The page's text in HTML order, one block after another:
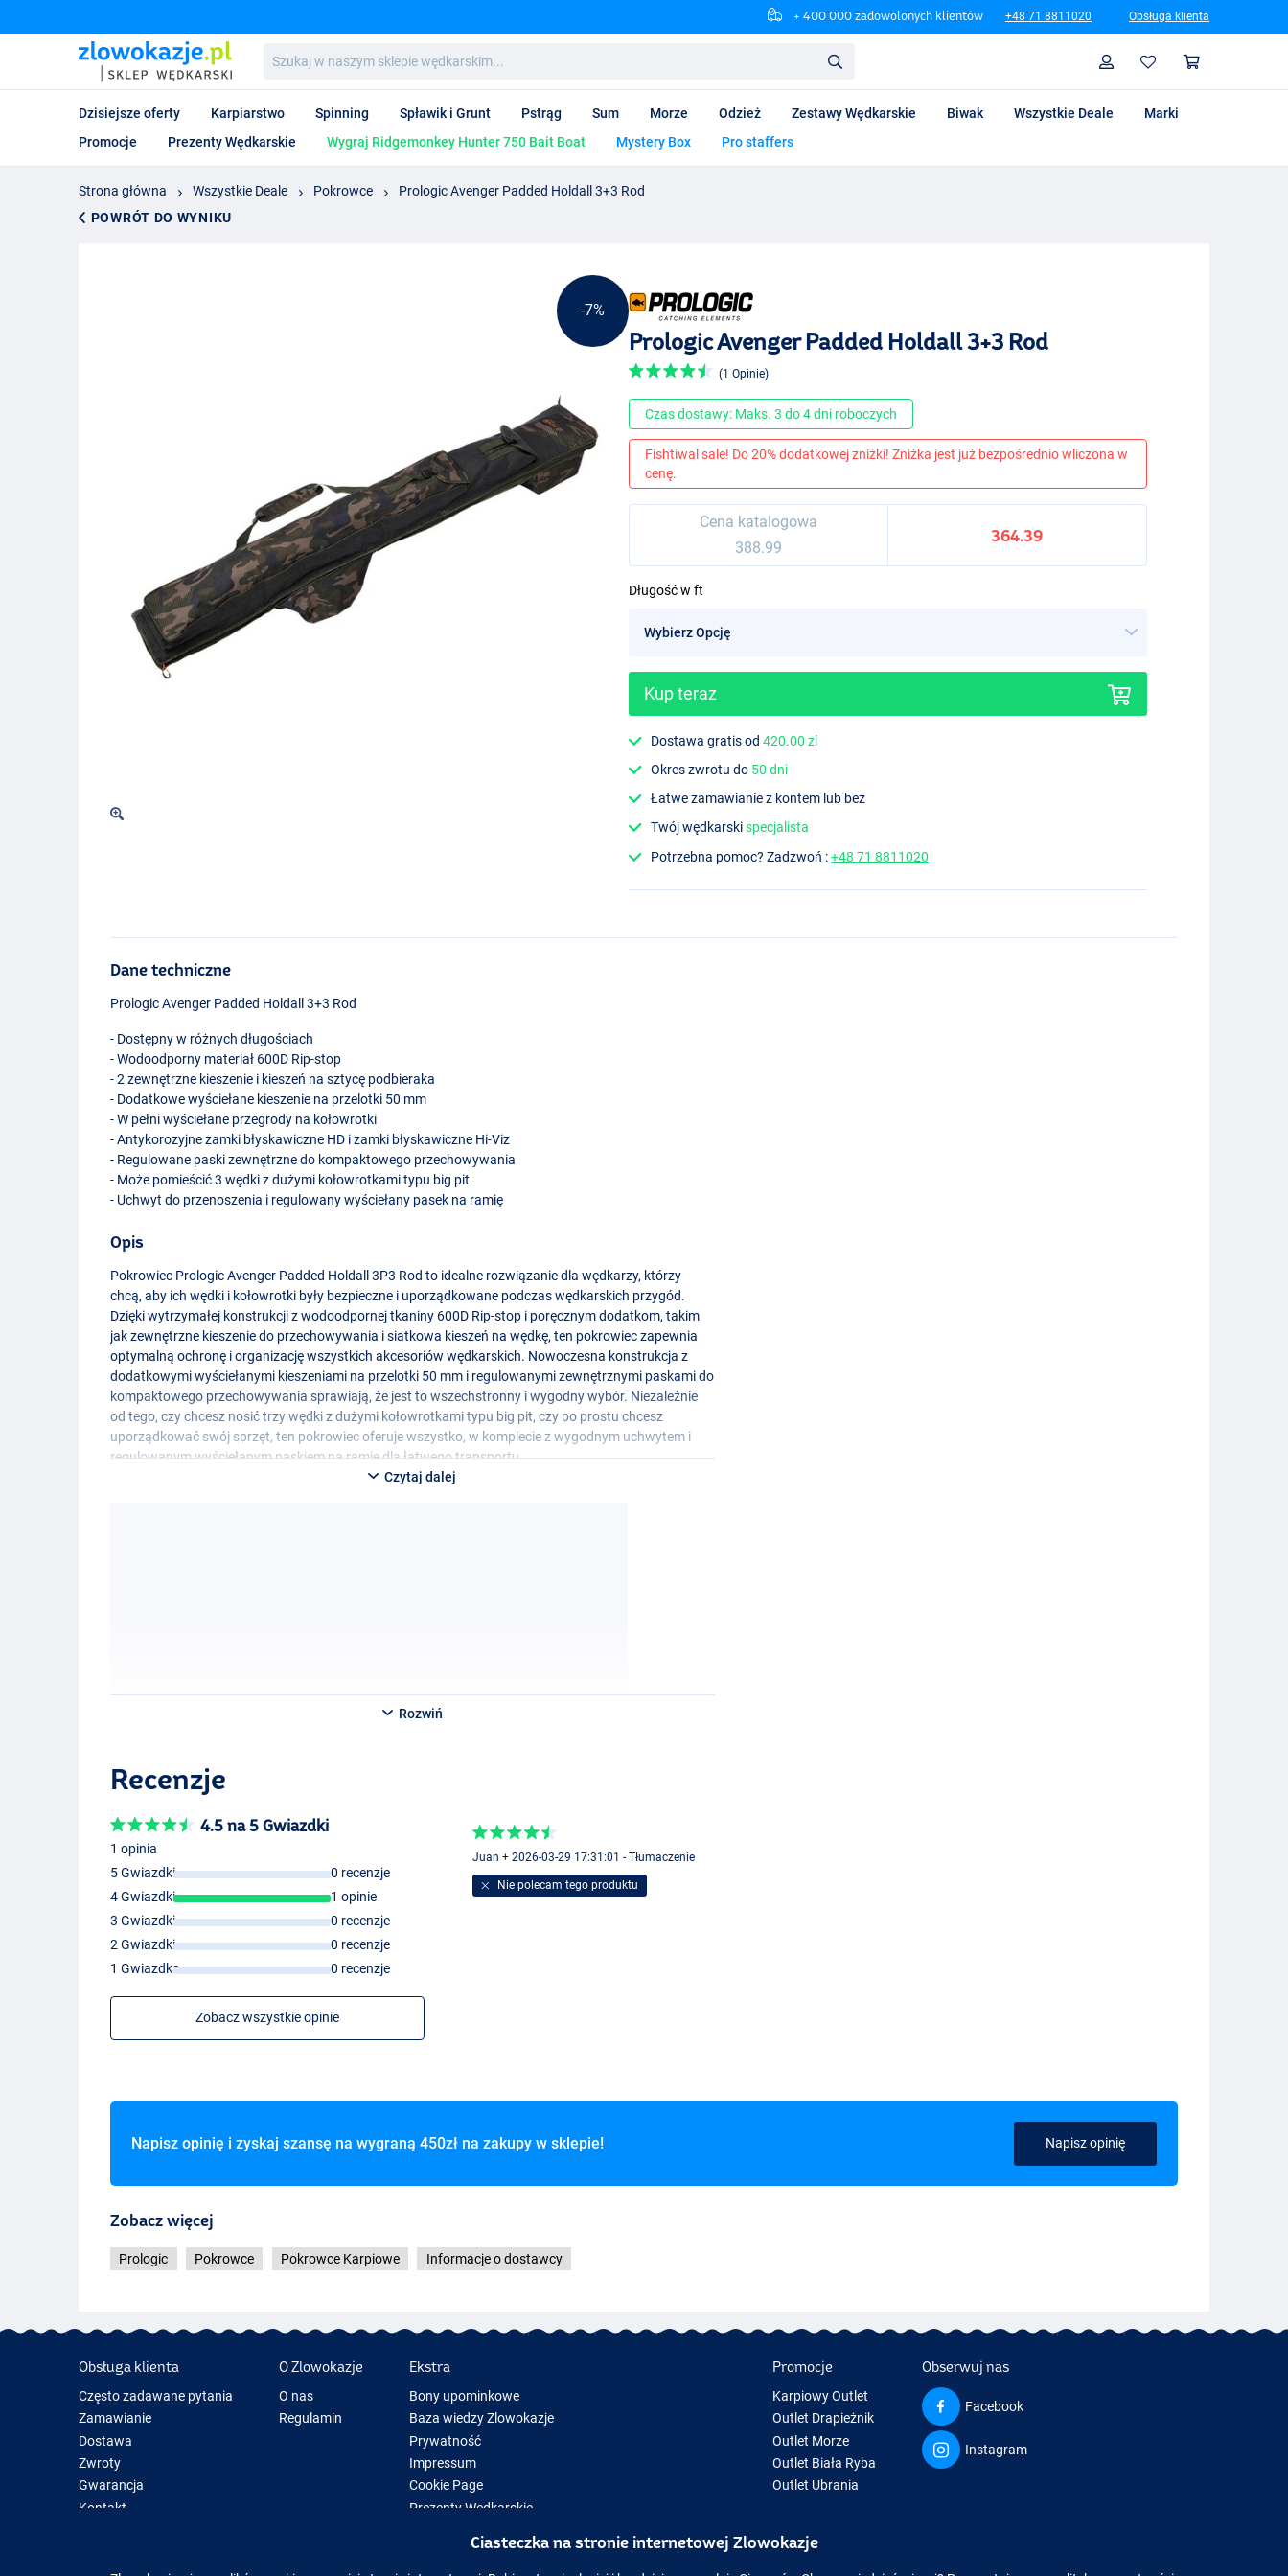
+ 400 000 zadowolonych klientów +48 71 8811020 Obsługa klienta
w
naszym
wędkarskim...
Profil
Dzisiejsze oferty Karpiarstwo Spinning Spławik i Grunt Pstrąg Sum Morze Odzież Zestawy Wędkarskie Biwak Wszystkie Deale
Marki
Promocje
Prezenty Wędkarskie Wygraj Ridgemonkey Hunter 750 Bait Boat Mystery Box Pro staffers
Strona główna Wszystkie Deale Pokrowce
Prologic Avenger Padded Holdall 3+3 Rod
POWRÓT DO WYNIKU
-7%
Prologic Avenger Padded Holdall 3+3 Rod
(1 Opinie)
Czas dostawy: Maks. 3 do 4 dni roboczych
Fishtiwal sale! Do 20% dodatkowej zniżki! Zniżka jest już bezpośrednio wliczona w
cenę.
Cena katalogowa
388.99
364.39
Długość w ft
Kup teraz
Dostawa gratis od420.00 zl
Okres zwrotu do 50 dni
Łatwe zamawianie z kontem lub bez
Twój wędkarskispecjalista
Potrzebna pomoc? Zadzwoń :+48 71 8811020
Dane techniczne
Prologic Avenger Padded Holdall 3+3 Rod
- Dostępny w różnych długościach
- Wodoodporny materiał 600D Rip-stop
- 2 zewnętrzne kieszenie i kieszeń na sztycę podbieraka
- Dodatkowe wyściełane kieszenie na przelotki 50 mm
- W pełni wyściełane przegrody na kołowrotki
- Antykorozyjne zamki błyskawiczne HD i zamki błyskawiczne Hi-Viz
- Regulowane paski zewnętrzne do kompaktowego przechowywania
- Może pomieścić 3 wędki z dużymi kołowrotkami typu big pit
- Uchwyt do przenoszenia i regulowany wyściełany pasek na ramię
Opis
Pokrowiec Prologic Avenger Padded Holdall 3P3 Rod to idealne rozwiązanie dla wędkarzy, którzy
chcą, aby ich wędki i kołowrotki były bezpieczne i uporządkowane podczas wędkarskich przygód.
Dzięki wytrzymałej konstrukcji z wodoodpornej tkaniny 600D Rip-stop i poręcznym dodatkom, takim
jak zewnętrzne kieszenie do przechowywania i siatkowa kieszeń na wędkę, ten pokrowiec zapewnia
optymalną ochronę i organizację wszystkich akcesoriów wędkarskich. Nowoczesna konstrukcja z
dodatkowymi wyściełanymi kieszeniami na przelotki 50 mm i regulowanymi zewnętrznymi paskami do
kompaktowego przechowywania sprawiają, że jest to wszechstronny i wygodny wybór. Niezależnie
od tego, czy chcesz nosić trzy wędki z dużymi kołowrotkami typu big pit, czy po prostu chcesz
uporządkować swój sprzęt, ten pokrowiec oferuje wszystko, w komplecie z wygodnym uchwytem i
regulowanym wyściełanym paskiem na ramię dla łatwego transportu.
Czytaj dalej
Rozwiń
Recenzje
4.5 na 5 Gwiazdki
1 opinia
5 Gwiazdki
0 recenzje
4 Gwiazdki
1 opinie
3 Gwiazdki
0 recenzje
2 Gwiazdki
0 recenzje
1 Gwiazdka
0 recenzje
Zobacz wszystkie opinie
Juan + 2026-03-29 17:31:01 - Tłumaczenie
Nie polecam tego produktu
Napisz opinię i zyskaj szansę na wygraną 450zł na zakupy w sklepie! Napisz opinię
Zobacz więcej
Prologic Pokrowce Pokrowce Karpiowe Informacje o dostawcy
Obsługa klienta
Często zadawane pytania
Zamawianie
Dostawa
Zwroty
Gwarancja
Kontakt
O Zlowokazje
O nas
Regulamin
Ekstra
Bony upominkowe
Baza wiedzy Zlowokazje
Prywatność
Impressum
Cookie Page
Prezenty Wędkarskie
Sprzęt wędkarski chwilowo niedostępny w magazynie
Promocje
Karpiowy Outlet
Outlet Drapieżnik
Outlet Morze
Outlet Biała Ryba
Outlet Ubrania
Obserwuj nas
Facebook
Instagram
Ciasteczka na stronie internetowej Zlowokazje